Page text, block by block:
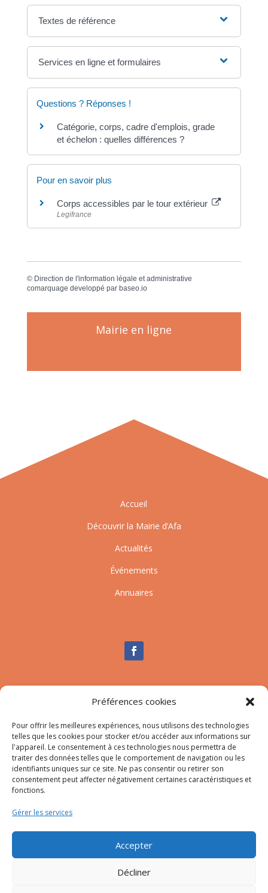
Préférences cookies
Pour offrir les meilleures expériences, nous utilisons des technologies
telles que les cookies pour stocker et/ou accéder aux informations sur
l'appareil. Le consentement à ces technologies nous permettra de
traiter des données telles que le comportement de navigation ou les
identifiants uniques sur ce site. Ne pas consentir ou retirer son
consentement peut affecter négativement certaines caractéristiques et
fonctions.
Gérer les services
Accepter
Décliner
Textes de référence
Services en ligne et formulaires
Questions ? Réponses !
Catégorie, corps, cadre d'emplois, grade
et échelon : quelles différences ?
Pour en savoir plus
Corps accessibles par le tour extérieur
Legifrance
© Direction de l'information légale et administrative
comarquage developpé par baseo.io
Mairie en ligne
Accueil
Découvrir la Mairie d’Afa
Actualités
Événements
Annuaires
Nous contacter
Mail:secretariat-mairie@afa.corsica
Adresse :785 Strada d’Afà – Merria 20167 Afa
© 2023 Mairie d’Afa – Réalisation